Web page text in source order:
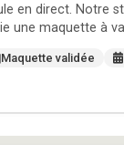
en direct. Notre
une maquette à
Maquette validée